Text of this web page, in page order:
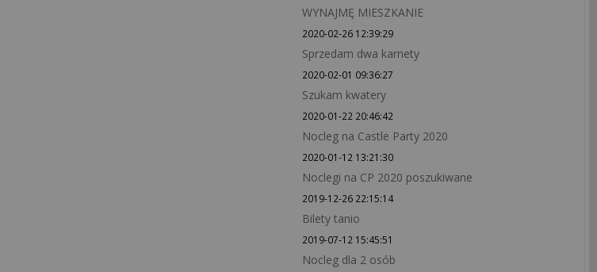
WYNAJMĘ MIESZKANIE
2020-02-26 12:39:29
Sprzedam dwa karnety
2020-02-01 09:36:27
Szukam kwatery
2020-01-22 20:46:42
Nocleg na Castle Party 2020
2020-01-12 13:21:30
Noclegi na CP 2020 poszukiwane
2019-12-26 22:15:14
Bilety tanio
2019-07-12 15:45:51
Nocleg dla 2 osób